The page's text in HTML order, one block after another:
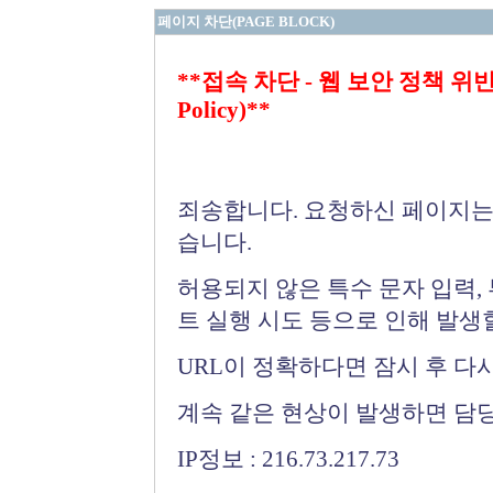
페이지 차단(PAGE BLOCK)
**접속 차단 - 웹 보안 정책 위
Policy)**
죄송합니다. 요청하신 페이지
습니다.
허용되지 않은 특수 문자 입력
트 실행 시도 등으로 인해 발생
URL이 정확하다면 잠시 후 다
계속 같은 현상이 발생하면 담
IP정보 : 216.73.217.73